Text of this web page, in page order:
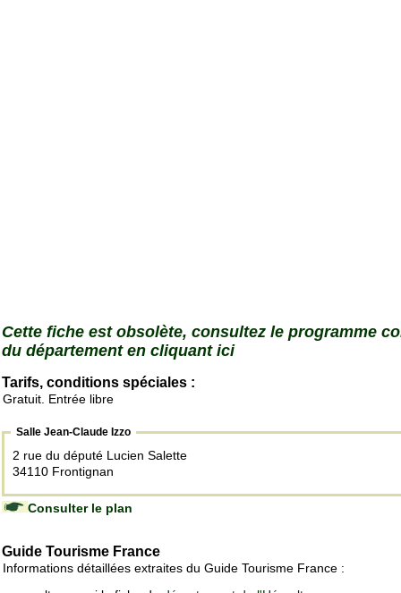
Cette fiche est obsolète, consultez le programme
du département en cliquant ici
Tarifs, conditions spéciales :
Gratuit. Entrée libre
Salle Jean-Claude Izzo
2 rue du député Lucien Salette
34110 Frontignan
Consulter le plan
Guide Tourisme France
Informations détaillées extraites du Guide Tourisme France :